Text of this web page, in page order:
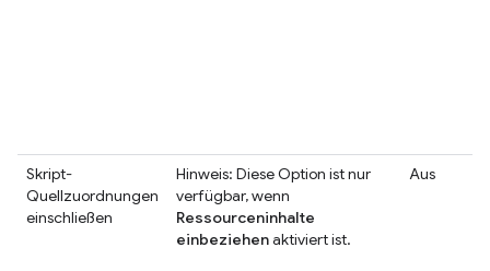
Skript-
Quellzuordnungen
einschließen
Hinweis: Diese Option ist nur
verfügbar, wenn
Ressourceninhalte
einbeziehenaktiviert ist.
Aus